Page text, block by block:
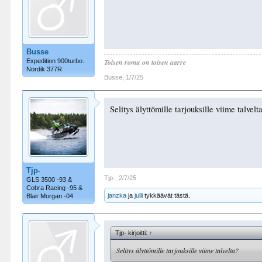
Busse
Expedition 900turbo.
Nordik 377R
Toisen romu on toisen aarre
Busse 1/7/25
Tjp-
GLS 3500 -93 &
Cobra Racing -95 &
Blair Morgan -04
Selitys älyttömille tarjouksille viime
Tjp- 2/7/25
janzka jajulli tykkäävät tästä.
Tjp- kirjoitti:↑
Selitys älyttömille tarjouksille viime talvelta?